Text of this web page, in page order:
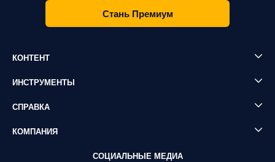
Стань Премиум
КОНТЕНТ
ИНСТРУМЕНТЫ
СПРАВКА
КОМПАНИЯ
СОЦИАЛЬНЫЕ МЕДИА